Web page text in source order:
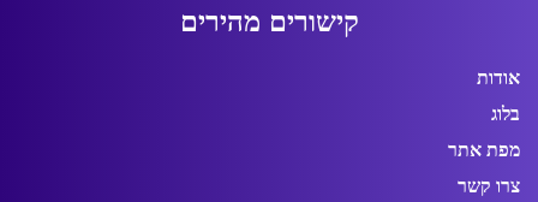
קישורים מהירים
אודות
בלוג
מפת אתר
צרו קשר